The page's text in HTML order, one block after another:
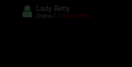
Lady-Betty
Online /Telefon offline